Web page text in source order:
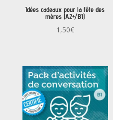
Idées cadeaux pour la fête des
mères (A2+/B1)
1,50€